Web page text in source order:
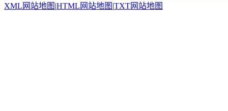
XML网站地图 |HTML网站地图 |TXT网站地图